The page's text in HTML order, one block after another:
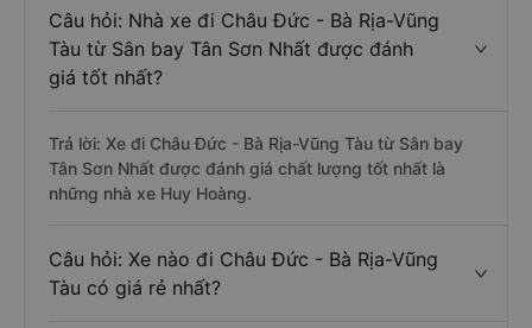
Câu hỏi: Nhà xe đi Châu Đức - Bà Rịa-Vũng
Tàu từ Sân bay Tân Sơn Nhất được đánh
giá tốt nhất?
Trả lời: Xe đi Châu Đức - Bà Rịa-Vũng Tàu từ Sân bay
Tân Sơn Nhất được đánh giá chất lượng tốt nhất là
những nhà xe Huy Hoàng.
Câu hỏi: Xe nào đi Châu Đức - Bà Rịa-Vũng
Tàu có giá rẻ nhất?